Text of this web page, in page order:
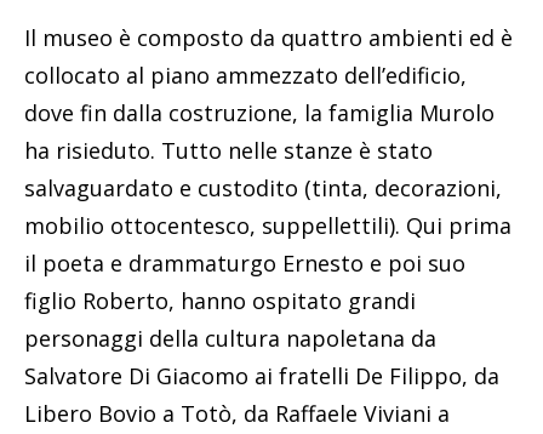
Il museo è composto da quattro ambienti ed è
collocato al piano ammezzato dell’edificio,
dove fin dalla costruzione, la famiglia Murolo
ha risieduto. Tutto nelle stanze è stato
salvaguardato e custodito (tinta, decorazioni,
mobilio ottocentesco, suppellettili). Qui prima
il poeta e drammaturgo Ernesto e poi suo
figlio Roberto, hanno ospitato grandi
personaggi della cultura napoletana da
Salvatore Di Giacomo ai fratelli De Filippo, da
Libero Bovio a Totò, da Raffaele Viviani a